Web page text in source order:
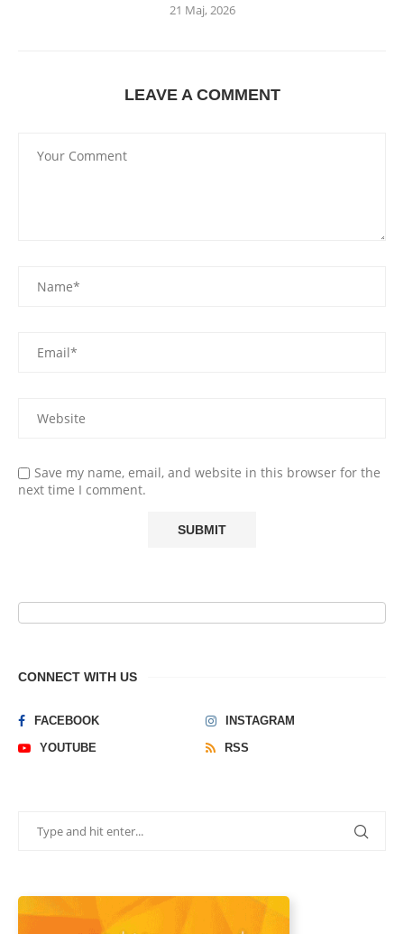
21 Maj, 2026
LEAVE A COMMENT
Save my name, email, and website in this browser for the
next time I comment.
CONNECT WITH US
FACEBOOK
INSTAGRAM
YOUTUBE
RSS